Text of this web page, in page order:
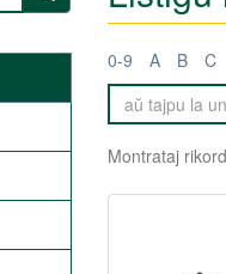
0-9 A B C
Montrataj